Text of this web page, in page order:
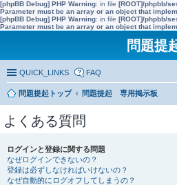
[phpBB Debug] PHP Warning: in file [ROOT]/phpbb/
Parameter must be an array or an object that
[phpBB Debug] PHP Warning: in file [ROOT]/phpbb/
Parameter must be an array or an object that
問題提
QUICK_LINKS FAQ
問題提起トップ
問題提起 専用掲示板
よくある質問
ログインと登録に関する問題
なぜログインできないの？
登録は必ずしなければいけないの？
なぜ自動的にログオフしてしまうの？